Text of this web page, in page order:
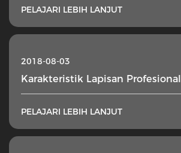
PELAJARI LEBIH LANJUT
2018-08-03
Karakteristik Lapisan Profesional
PELAJARI LEBIH LANJUT